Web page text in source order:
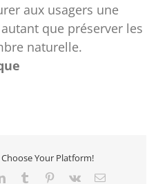
aux usagers une
que préserver les
naturelle.
Your Platform!
LinkedInTumblr Pinterest
Vk Email